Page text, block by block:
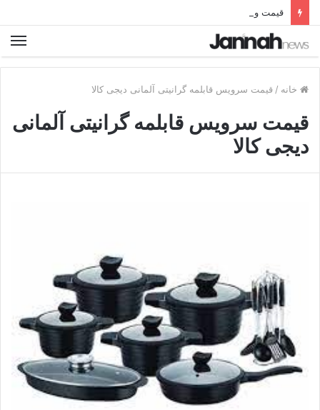
قیمت و خرید بهترین نردبان تاشو فلزی آلومینیومی دیجی کالا
خانه / قیمت سرویس قابلمه گرانیتی آلمانی دیجی کالا
قیمت سرویس قابلمه گرانیتی آلمانی
دیجی کالا